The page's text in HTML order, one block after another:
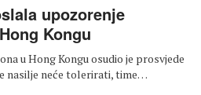
upozorenje
Kongu
u Hong Kongu osudio je prosvjede
nasilje neće tolerirati, time…